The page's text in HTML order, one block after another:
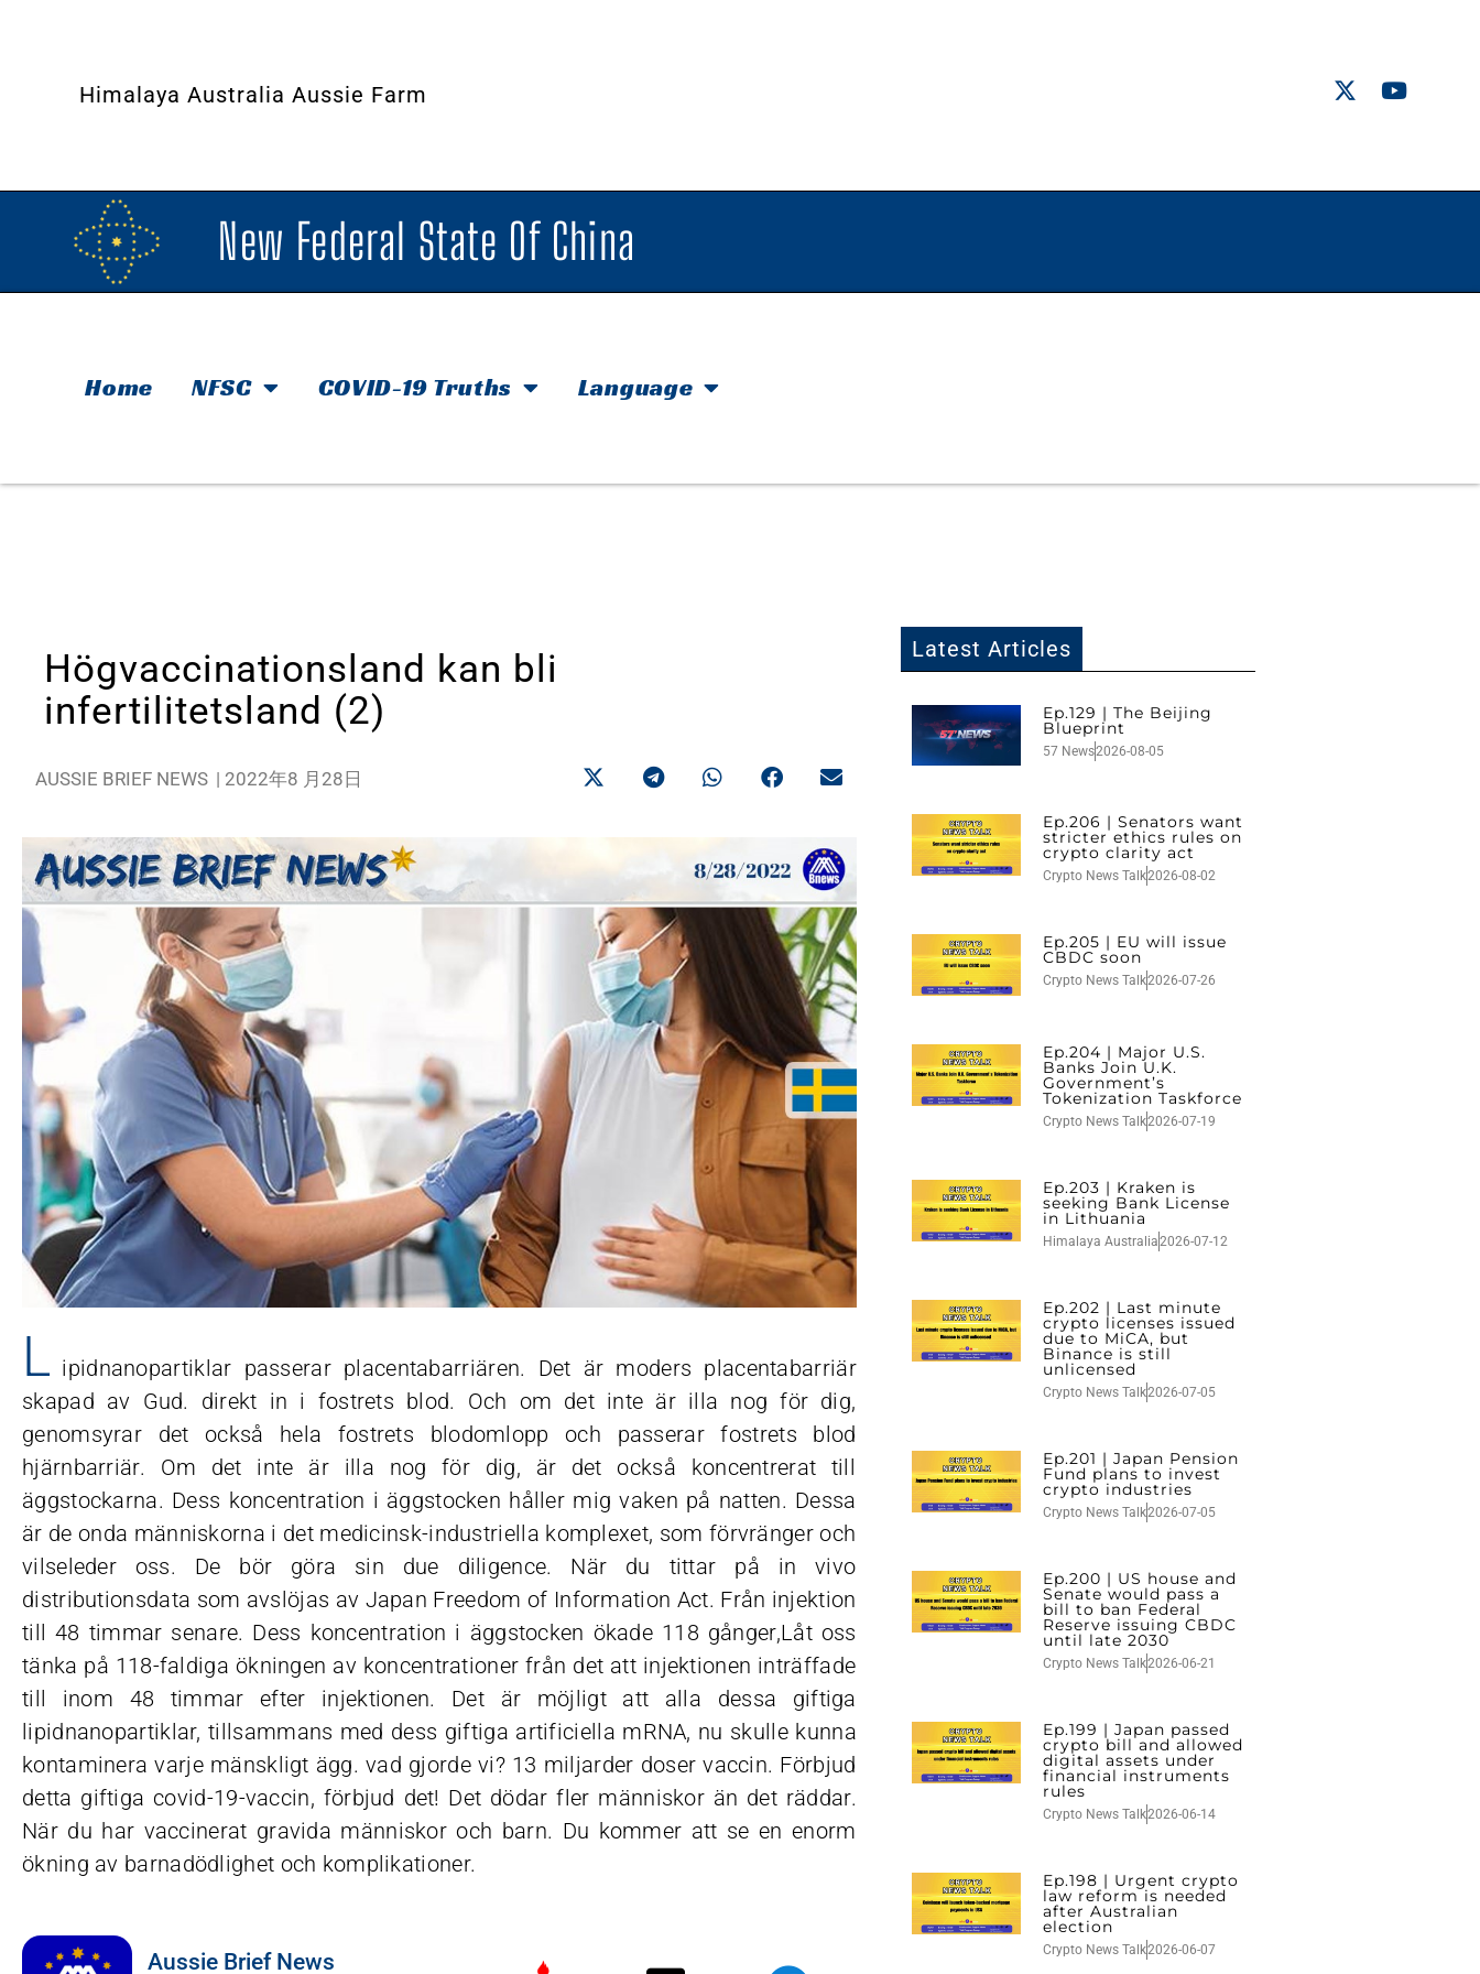
Himalaya Australia Aussie Farm
New Federal State Of China
Home NFSC COVID-19 Truths Language
Högvaccinationsland kan bli
infertilitetsland (2)
AUSSIE BRIEF NEWS | 2022年8 月28日
L ipidnanopartiklar passerar placentabarriären. Det är moders placentabarriär
skapad av Gud. direkt in i fostrets blod. Och om det inte är illa nog för dig,
genomsyrar det också hela fostrets blodomlopp och passerar fostrets blod
hjärnbarriär. Om det inte är illa nog för dig, är det också koncentrerat till
äggstockarna. Dess koncentration i äggstocken håller mig vaken på natten. Dessa
är de onda människorna i det medicinsk-industriella komplexet, som förvränger och
vilseleder oss. De bör göra sin due diligence. När du tittar på in vivo
distributionsdata som avslöjas av Japan Freedom of Information Act. Från injektion
till 48 timmar senare. Dess koncentration i äggstocken ökade 118 gånger,Låt oss
tänka på 118-faldiga ökningen av koncentrationer från det att injektionen inträffade
till inom 48 timmar efter injektionen. Det är möjligt att alla dessa giftiga
lipidnanopartiklar, tillsammans med dess giftiga artificiella mRNA, nu skulle kunna
kontaminera varje mänskligt ägg. vad gjorde vi? 13 miljarder doser vaccin. Förbjud
detta giftiga covid-19-vaccin, förbjud det! Det dödar fler människor än det räddar.
När du har vaccinerat gravida människor och barn. Du kommer att se en enorm
ökning av barnadödlighet och komplikationer.
Aussie Brief News
Latest Articles
Ep.129 | The Beijing
Blueprint
57 News2026-08-05
Ep.206 | Senators want
stricter ethics rules on
crypto clarity act
Crypto News Talk2026-08-02
Ep.205 | EU will issue
CBDC soon
Crypto News Talk2026-07-26
Ep.204 | Major U.S.
Banks Join U.K.
Government’s
Tokenization Taskforce
Crypto News Talk2026-07-19
Ep.203 | Kraken is
seeking Bank License
in Lithuania
Himalaya Australia2026-07-12
Ep.202 | Last minute
crypto licenses issued
due to MiCA, but
Binance is still
unlicensed
Crypto News Talk2026-07-05
Ep.201 | Japan Pension
Fund plans to invest
crypto industries
Crypto News Talk2026-07-05
Ep.200 | US house and
Senate would pass a
bill to ban Federal
Reserve issuing CBDC
until late 2030
Crypto News Talk2026-06-21
Ep.199 | Japan passed
crypto bill and allowed
digital assets under
financial instruments
rules
Crypto News Talk2026-06-14
Ep.198 | Urgent crypto
law reform is needed
after Australian
election
Crypto News Talk2026-06-07